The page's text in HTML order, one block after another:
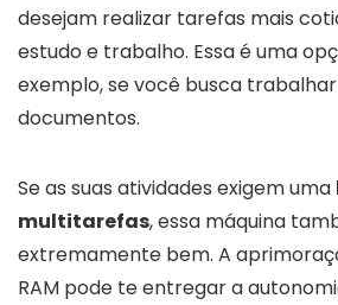
desejam realizar tarefas mais
estudo e trabalho. Essa é uma
exemplo, se você busca
documentos.
Se as suas atividades exigem uma
multitarefas, essa máquina
extremamente bem. A
RAM pode te entregar a